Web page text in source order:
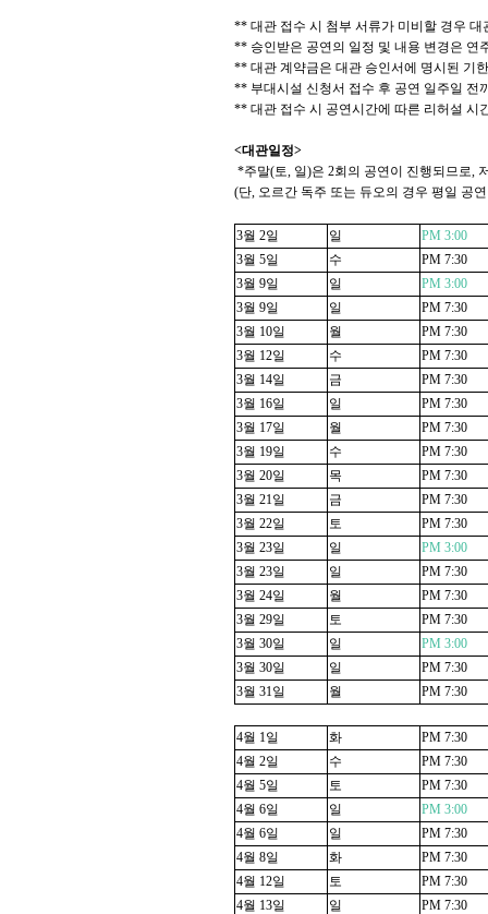
** 대관 접수 시 첨부 서류가 미비할 경우
** 승인받은 공연의 일정 및 내용 변경은 연
** 대관 계약금은 대관 승인서에 명시된 기
** 부대시설 신청서 접수 후 공연 일주일 전
** 대관 접수 시 공연시간에 따른 리허설 시
<대관일정>
*주말(토, 일)은 2회의 공연이 진행되므로,
(단, 오르간 독주 또는 듀오의 경우 평일 공
3월 2일 일
PM 3:00
3월 5일 수
PM 7:30
3월 9일 일
PM 3:00
3월 9일 일
PM 7:30
3월 10일 월
PM 7:30
3월 12일 수
PM 7:30
3월 14일 금
PM 7:30
3월 16일 일
PM 7:30
3월 17일 월
PM 7:30
3월 19일 수
PM 7:30
3월 20일 목
PM 7:30
3월 21일 금
PM 7:30
3월 22일 토
PM 7:30
3월 23일 일
PM 3:00
3월 23일 일
PM 7:30
3월 24일 월
PM 7:30
3월 29일 토
PM 7:30
3월 30일 일
PM 3:00
3월 30일 일
PM 7:30
3월 31일 월 PM 7:30
4월 1일 화
PM 7:30
4월 2일 수
PM 7:30
4월 5일 토
PM 7:30
4월 6일 일
PM 3:00
4월 6일 일
PM 7:30
4월 8일 화
PM 7:30
4월 12일 토
PM 7:30
4월 13일 일
PM 7:30